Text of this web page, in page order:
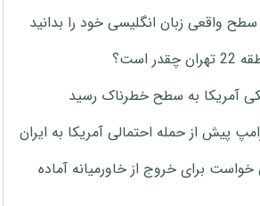
واقعی زبان انگلیسی خود را بدانید
است؟
آمریکا به سطح خطرناک رسید
پیش از حمله احتمالی آمریکا به ایران
خواست برای خروج از خاورمیانه آماده